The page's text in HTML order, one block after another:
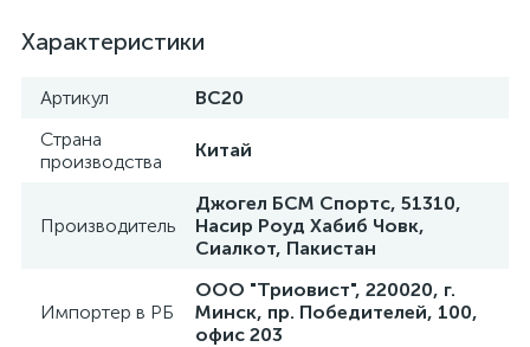
Характеристики
Артикул
BC20
Страна
производства
Китай
Производитель
Джогел БСМ Спортс, 51310,
Насир Роуд Хабиб Човк,
Сиалкот, Пакистан
Импортер в РБ
ООО "Триовист", 220020, г.
Минск, пр. Победителей, 100,
офис 203